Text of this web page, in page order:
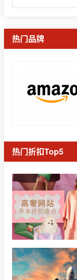
热门品牌
热门折扣Top5